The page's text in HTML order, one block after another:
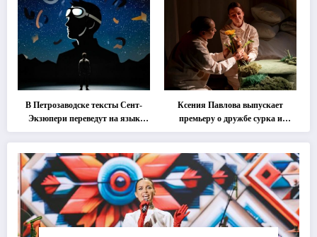
втором этапе фестиваля
«Монокль»
В Петрозаводске тексты Сент-
Экзюпери переведут на язык
современной хореографии
Ксения Павлова выпускает
премьеру о дружбе сурка и
одуванчика